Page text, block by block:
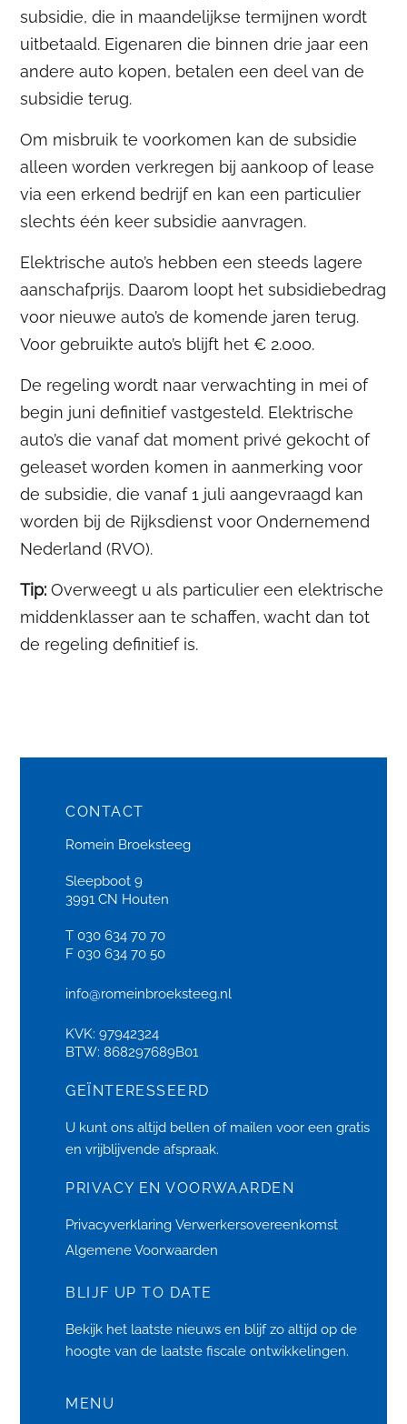
subsidie, die in maandelijkse termijnen wordt
uitbetaald. Eigenaren die binnen drie jaar een
andere auto kopen, betalen een deel van de
subsidie terug.
Om misbruik te voorkomen kan de subsidie
alleen worden verkregen bij aankoop of lease
via een erkend bedrijf en kan een particulier
slechts één keer subsidie aanvragen.
Elektrische auto’s hebben een steeds lagere
aanschafprijs. Daarom loopt het subsidiebedrag
voor nieuwe auto’s de komende jaren terug.
Voor gebruikte auto’s blijft het € 2.000.
De regeling wordt naar verwachting in mei of
begin juni definitief vastgesteld. Elektrische
auto’s die vanaf dat moment privé gekocht of
geleaset worden komen in aanmerking voor
de subsidie, die vanaf 1 juli aangevraagd kan
worden bij de Rijksdienst voor Ondernemend
Nederland (RVO).
Tip: Overweegt u als particulier een elektrische
middenklasser aan te schaffen, wacht dan tot
de regeling definitief is.
CONTACT
Romein Broeksteeg
Sleepboot 9
3991 CN Houten
T 030 634 70 70
F 030 634 70 50
info@romeinbroeksteeg.nl
KVK: 97942324
BTW: 868297689B01
GEÏNTERESSEERD
U kunt ons altijd bellen of mailen voor een gratis
en vrijblijvende afspraak.
PRIVACY EN VOORWAARDEN
Privacyverklaring Verwerkersovereenkomst
Algemene Voorwaarden
BLIJF UP TO DATE
Bekijk het laatste nieuws en blijf zo altijd op de
hoogte van de laatste fiscale ontwikkelingen.
MENU